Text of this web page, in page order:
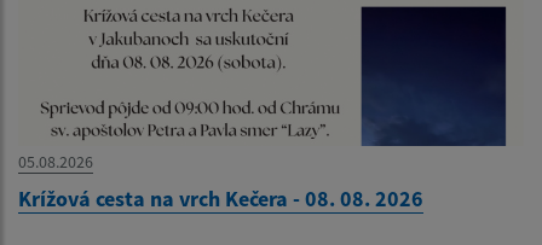
05.08.2026
Krížová cesta na vrch Kečera - 08. 08. 2026